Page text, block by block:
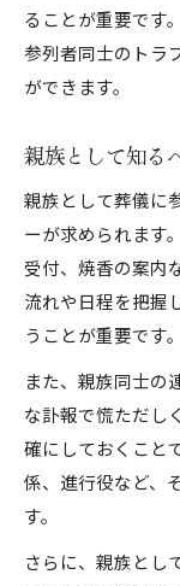
ることが重要です
参列者同士のトラ
ができます。
親族として知る
親族として葬儀に
ーが求められます
受付、焼香の案内
流れや日程を把握
うことが重要です。
また、親族同士の
な訃報で慌ただし
確にしておくこと
係、進行役など、
す。
さらに、親族とし